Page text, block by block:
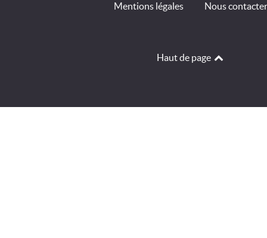
Mentions légales Nous contacter
Haut de page